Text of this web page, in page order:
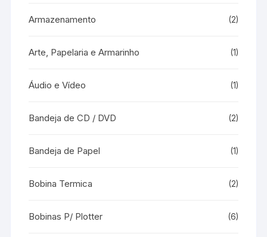
Armazenamento (2)
Arte, Papelaria e Armarinho (1)
Áudio e Vídeo (1)
Bandeja de CD / DVD (2)
Bandeja de Papel (1)
Bobina Termica (2)
Bobinas P/ Plotter (6)